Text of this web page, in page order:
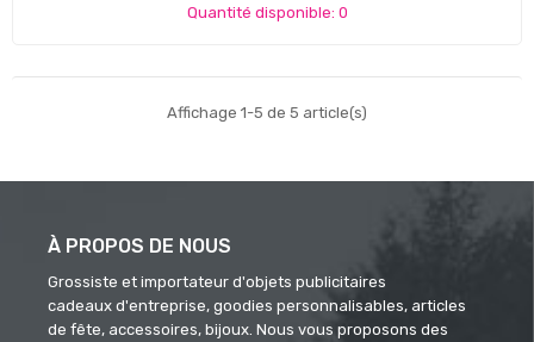
Quantité disponible: 0
Affichage 1-5 de 5 article(s)
À PROPOS DE NOUS
Grossiste et importateur d'objets publicitaires
cadeaux d'entreprise, goodies personnalisables, articles
de fête, accessoires, bijoux. Nous vous proposons des